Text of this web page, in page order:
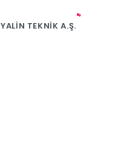
YALIN TEKNIK A.Ş.